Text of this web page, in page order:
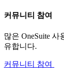
커뮤니티 참여
많은 OneSuite
유합니다.
커뮤니티 참여